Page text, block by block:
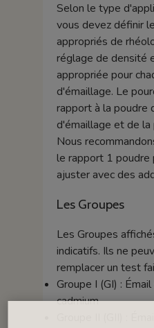
Selon le type
vous devez définir
appropriés de
réglage de densité
appropriée pour
d'émaillage. Le
rapport à la poudre
d'émaillage et de
Nous
le rapport 1 poudre
ajuster avec des
Les Groupes
Les Groupes
indicatifs. Ils ne
remplacer un test
Groupe I (GI) :
cadmium